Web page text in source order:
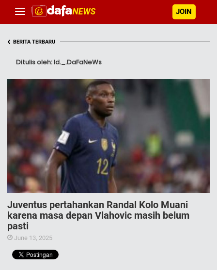
JOIN
‹ BERITA TERBARU
Ditulis oleh: Id._.DaFaNeWs
Juventus pertahankan Randal Kolo Muani
karena masa depan Vlahovic masih belum
pasti
June 13, 2025